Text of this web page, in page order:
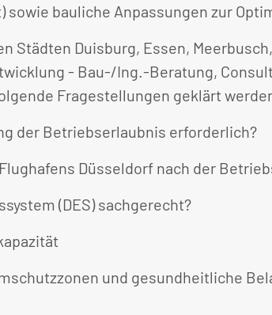
sowie bauliche Anpassungen zur
Städten Duisburg, Essen,
- Bau-/Ing.-Beratung,
Fragestellungen geklärt
der Betriebserlaubnis erforderlich?
Düsseldorf nach der
(DES) sachgerecht?
und gesundheitliche